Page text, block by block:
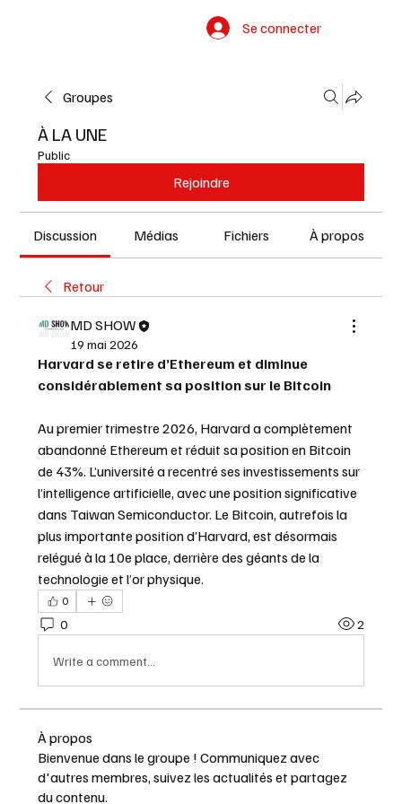
Se connecter
Groupes
À LA UNE
Public
Rejoindre
Discussion Médias Fichiers À propos
Retour
MD SHOW
19 mai 2026
Harvard se retire d’Ethereum et diminue
considérablement sa position sur le Bitcoin
Au premier trimestre 2026, Harvard a complètement
abandonné Ethereum et réduit sa position en Bitcoin
de 43%. L’université a recentré ses investissements sur
l’intelligence artificielle, avec une position significative
dans Taiwan Semiconductor. Le Bitcoin, autrefois la
plus importante position d’Harvard, est désormais
relégué à la 10e place, derrière des géants de la
technologie et l’or physique.
0
0 2
Write a comment...
À propos
Bienvenue dans le groupe ! Communiquez avec
d'autres membres, suivez les actualités et partagez
du contenu.